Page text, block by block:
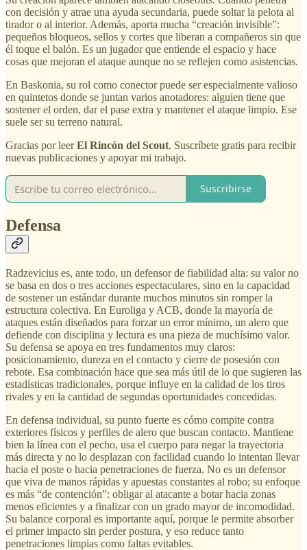
con decisión y atrae una ayuda secundaria, puede soltar la pelota al
tirador o al interior. Además, aporta mucha “creación invisible”:
pequeños bloqueos, sellos y cortes que liberan a compañeros sin que
él toque el balón. Es un jugador que entiende el espacio y hace
cosas que mejoran el ataque aunque no se reflejen como asistencias.
En Baskonia, su rol como conector puede ser especialmente valioso
en quintetos donde se juntan varios anotadores: alguien tiene que
sostener el orden, dar el pase extra y mantener el ataque limpio. Ese
suele ser su terreno natural.
Gracias por leerEl Rincón del Scout. Suscríbete gratis para recibir
nuevas publicaciones y apoyar mi trabajo.
Suscribirse
Defensa
Radzevicius es, ante todo, un defensor de fiabilidad alta: su valor no
se basa en dos o tres acciones espectaculares, sino en la capacidad
de sostener un estándar durante muchos minutos sin romper la
estructura colectiva. En Euroliga y ACB, donde la mayoría de
ataques están diseñados para forzar un error mínimo, un alero que
defiende con disciplina y lectura es una pieza de muchísimo valor.
Su defensa se apoya en tres fundamentos muy claros:
posicionamiento, dureza en el contacto y cierre de posesión con
rebote. Esa combinación hace que sea más útil de lo que sugieren las
estadísticas tradicionales, porque influye en la calidad de los tiros
rivales y en la cantidad de segundas oportunidades concedidas.
En defensa individual, su punto fuerte es cómo compite contra
exteriores físicos y perfiles de alero que buscan contacto. Mantiene
bien la línea con el pecho, usa el cuerpo para negar la trayectoria
más directa y no lo desplazan con facilidad cuando lo intentan llevar
hacia el poste o hacia penetraciones de fuerza. No es un defensor
que viva de manos rápidas y apuestas constantes al robo; su enfoque
es más “de contención”: obligar al atacante a botar hacia zonas
menos eficientes y a finalizar con un grado mayor de incomodidad.
Su balance corporal es importante aquí, porque le permite absorber
el primer impacto sin perder postura, y eso reduce tanto
penetraciones limpias como faltas evitables.